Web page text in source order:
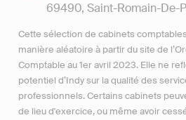
69490, Saint-Romain-De-
Cette sélection de cabinets
manière aléatoire à partir du site de
Comptable au 1er avril 2023. Elle ne
potentiel d’Indy sur la qualité des
professionnels. Certains cabinets
de lieu d'exercice, ou même avoir